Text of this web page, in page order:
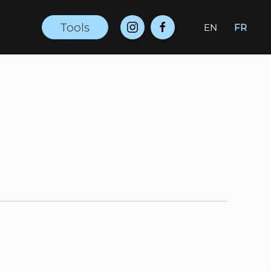
Tools EN FR